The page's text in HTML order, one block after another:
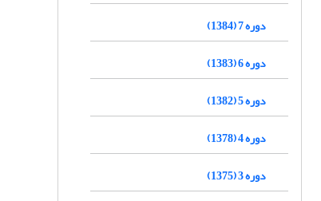
دوره 7 (1384)
دوره 6 (1383)
دوره 5 (1382)
دوره 4 (1378)
دوره 3 (1375)